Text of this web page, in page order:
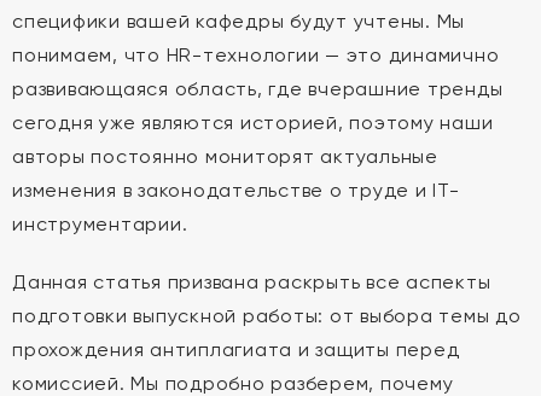
специфики вашей кафедры будут учтены. Мы
понимаем, что HR-технологии — это динамично
развивающаяся область, где вчерашние тренды
сегодня уже являются историей, поэтому наши
авторы постоянно мониторят актуальные
изменения в законодательстве о труде и IT-
инструментарии.
Данная статья призвана раскрыть все аспекты
подготовки выпускной работы: от выбора темы до
прохождения антиплагиата и защиты перед
комиссией. Мы подробно разберем, почему